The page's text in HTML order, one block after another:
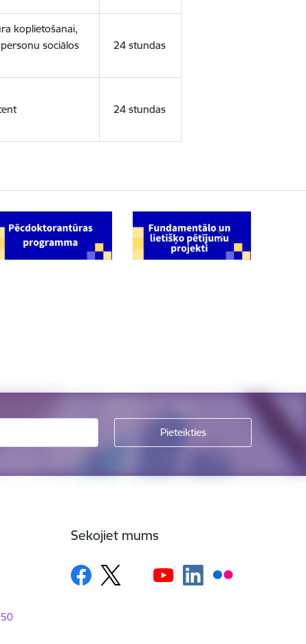
koplietošanai,
sociālos
24 stundas
24 stundas
Sekojiet mums